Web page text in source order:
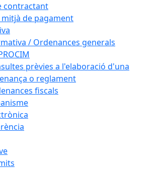
contractant
de pagament
/ Ordenances generals
prèvies a l'elaboració d'una
o reglament
fiscals